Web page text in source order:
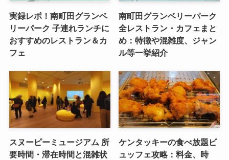
実録レポ！南町田グランベ
リーパーク 子連れランチに
おすすめのレストラン＆カ
フェ
南町田グランベリーパーク
全レストラン・カフェまと
め：特徴や混雑度、ジャン
ル等一挙紹介
スヌーピーミュージアム 所
要時間・滞在時間と混雑状
ケンタッキーの食べ放題ビ
ュッフェ攻略：料金、時